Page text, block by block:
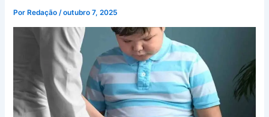
Por Redação/outubro 7, 2025